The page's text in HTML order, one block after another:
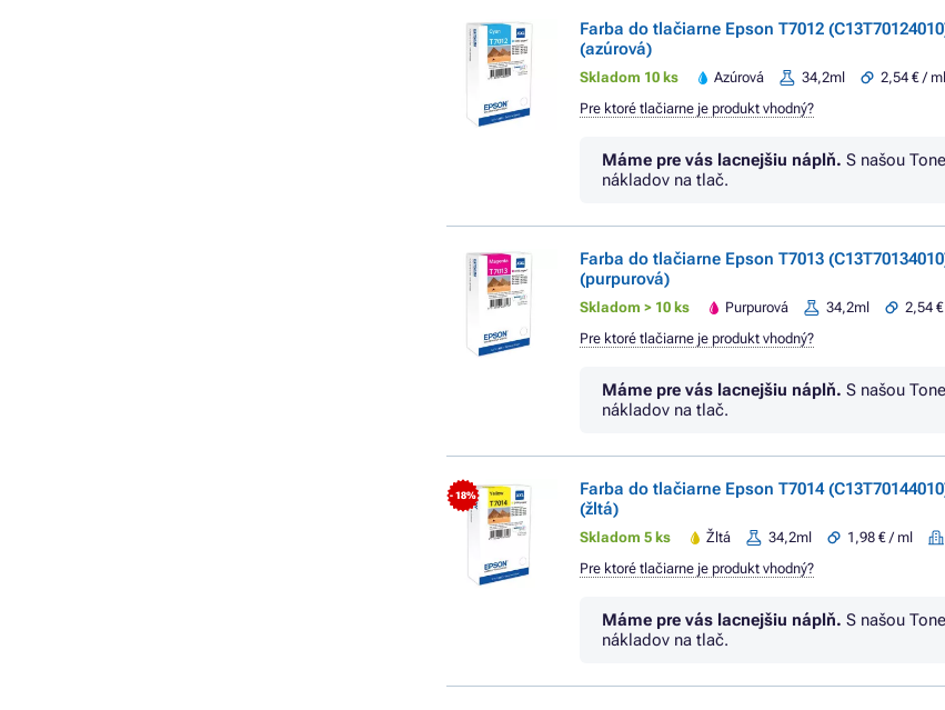
Farba do tlačiarne Epson T7012
(azúrová)
Skladom 10 ks Azúrová 34,2ml 2,54 € / ml
Pre ktoré tlačiarne je produkt vhodný?
Máme pre vás lacnejšiu náplň. S našou
nákladov na tlač.
Farba do tlačiarne Epson T7013
(purpurová)
Skladom > 10 ks Purpurová 34,2ml 2,54
Pre ktoré tlačiarne je produkt vhodný?
Máme pre vás lacnejšiu náplň. S našou
nákladov na tlač.
- 18%
Farba do tlačiarne Epson T7014
(žltá)
Skladom 5 ks Žltá 34,2ml 1,98 € / ml
Pre ktoré tlačiarne je produkt vhodný?
Máme pre vás lacnejšiu náplň. S našou
nákladov na tlač.